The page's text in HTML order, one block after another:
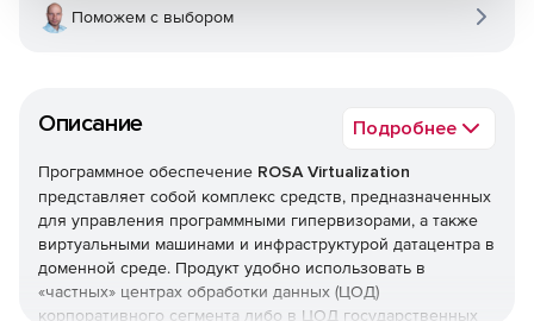
Описание Подробнее
Программное обеспечение ROSA Virtualization
представляет собой комплекс средств, предназначенных
для управления программными гипервизорами, а также
виртуальными машинами и инфраструктурой датацентра в
доменной среде. Продукт удобно использовать в
«частных» центрах обработки данных (ЦОД)
корпоративного сегмента либо в ЦОД государственных
Поможем с выбором